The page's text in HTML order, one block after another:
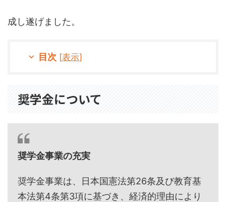
成し遂げました。
目次 [表示]
奨学金について
奨学金事業の充実
奨学金事業は、日本国憲法第26条及び教育基
本法第4条第3項に基づき、経済的理由により